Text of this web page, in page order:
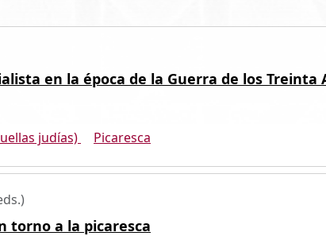
en la época de la Guerra de los Treinta
judías) Picaresca
torno a la picaresca